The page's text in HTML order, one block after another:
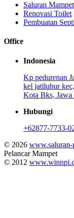
Saluran Mampet
Renovasi Toilet
Pembuatan
Office
Indonesia
Kp pedurenan
kel jatiluhur
Kota Bks, Jawa
Hubungi
+62877-7733-
© 2026 www.saluran-
Pelancar Mampet
© 2012